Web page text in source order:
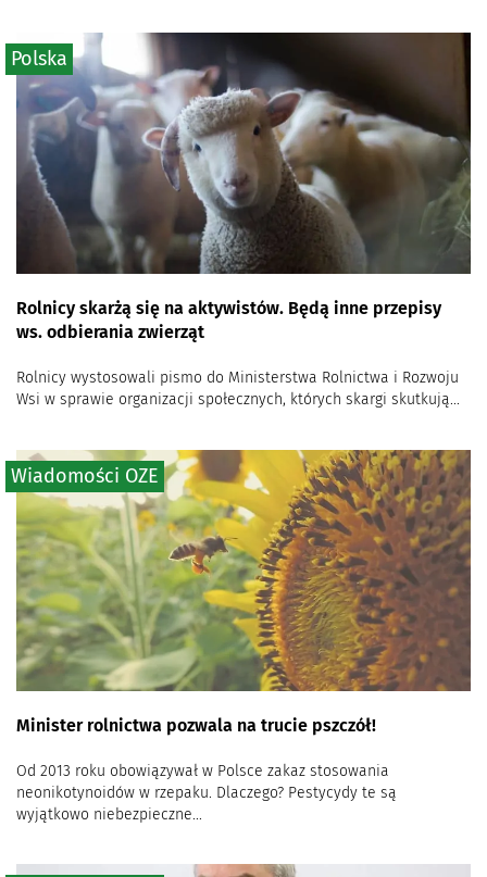
Rolnicy skarżą się na aktywistów. Będą inne przepisy
ws. odbierania zwierząt
Rolnicy wystosowali pismo do Ministerstwa Rolnictwa i Rozwoju
Wsi w sprawie organizacji społecznych, których skargi skutkują...
Polska
Minister rolnictwa pozwala na trucie pszczół!
Od 2013 roku obowiązywał w Polsce zakaz stosowania
neonikotynoidów w rzepaku. Dlaczego? Pestycydy te są
wyjątkowo niebezpieczne...
Wiadomości OZE